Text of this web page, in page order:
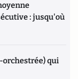
: jusqu'où
qui